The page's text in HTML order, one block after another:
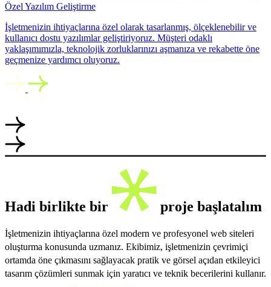
Özel Yazılım Geliştirme
İşletmenizin ihtiyaçlarına özel olarak tasarlanmış, ölçeklenebilir ve
kullanıcı dostu yazılımlar geliştiriyoruz. Müşteri odaklı
yaklaşımımızla, teknolojik zorluklarınızı aşmanıza ve rekabette öne
geçmenize yardımcı oluyoruz.
Hadi birlikte bir proje başlatalım
İşletmenizin ihtiyaçlarına özel modern ve profesyonel web siteleri
oluşturma konusunda uzmanız. Ekibimiz, işletmenizin çevrimiçi
ortamda öne çıkmasını sağlayacak pratik ve görsel açıdan etkileyici
tasarım çözümleri sunmak için yaratıcı ve teknik becerilerini kullanır.